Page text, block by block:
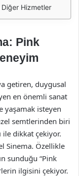
Diğer Hizmetler
Pink
getiren, duygusal
en önemli sanat
yaşamak isteyen
semtlerinden biri
ile dikkat çekiyor.
Sinema. Özellikle
sunduğu “Pink
ilgisini çekiyor.